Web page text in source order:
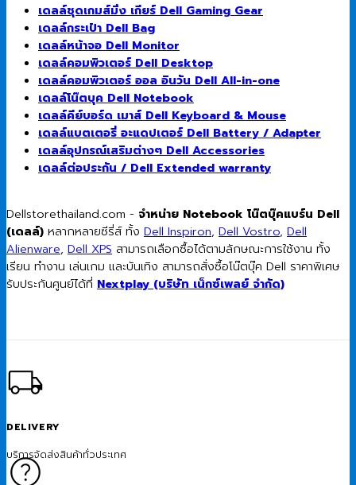
เดลล์ชุดเกมส์มิ่ง เกียร์ Dell Gaming Gear
เดลล์กระเป๋า Dell Bag
เดลล์หน้าจอ Dell Monitor
เดลล์คอมพิวเตอร์ Dell Desktop
เดลล์คอมพิวเตอร์ ออล อินวัน Dell All-in-one
เดลล์โน๊ตบุค Dell Notebook
เดลล์คีย์บอร์ด เมาส์ Dell Keyboard & Mouse
เดลล์แบตเตอรี่ อะแดปเตอร์ Dell Battery / Adapter
เดลล์อุปกรณ์เสริมต่างๆ Dell Accessories
เดลล์ต่อประกัน / Dell Extended warranty
Dellstorethailand.com - จำหน่าย Notebook โน๊ตบุ๊คแบร์น Dell
(เดลล์) หลากหลายซีรี่ส์ ทั้ง Dell Inspiron, Dell Vostro, Dell
Alienware, Dell XPS สามารถเลือกซื้อได้ตามลักษณะการใช้งาน ทั้ง
เรียน ทำงาน เล่นเกม และบันเทิง สามารถสั่งซื้อโน๊ตบุ๊ค Dell ราคาพิเศษ
รับประกันศูนย์ได้ที่ Nextplay (บริษัท เน็กซ์เพลย์ จำกัด)
DELIVERY
บริการจัดส่งสินค้าทั่วประเทศ